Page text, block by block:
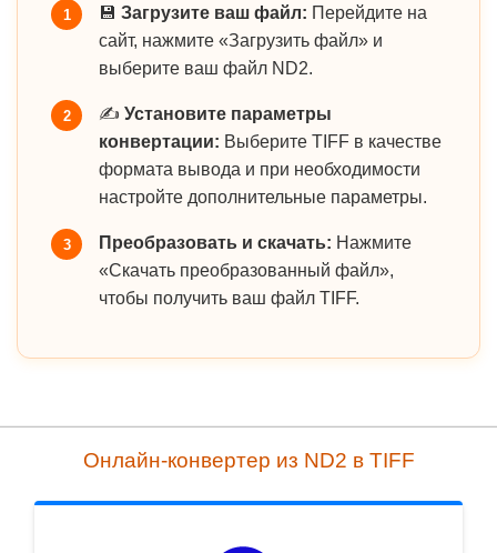
1 💾 Загрузите ваш файл: Перейдите на
сайт, нажмите «Загрузить файл» и
выберите ваш файл ND2.
2 ✍️ Установите параметры
конвертации: Выберите TIFF в качестве
формата вывода и при необходимости
настройте дополнительные параметры.
3 Преобразовать и скачать: Нажмите
«Скачать преобразованный файл»,
чтобы получить ваш файл TIFF.
Онлайн-конвертер из ND2 в TIFF